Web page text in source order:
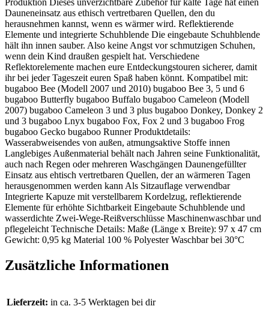
Dauneneinsatz aus ethisch vertretbaren Quellen, den du
herausnehmen kannst, wenn es wärmer wird. Reflektierende
Elemente und integrierte Schuhblende Die eingebaute Schuhblende
hält ihn innen sauber. Also keine Angst vor schmutzigen Schuhen,
wenn dein Kind draußen gespielt hat. Verschiedene
Reflektorelemente machen eure Entdeckungstouren sicherer, damit
ihr bei jeder Tageszeit euren Spaß haben könnt. Kompatibel mit:
bugaboo Bee (Modell 2007 und 2010) bugaboo Bee 3, 5 und 6
bugaboo Butterfly bugaboo Buffalo bugaboo Cameleon (Modell
2007) bugaboo Cameleon 3 und 3 plus bugaboo Donkey, Donkey 2
und 3 bugaboo Lnyx bugaboo Fox, Fox 2 und 3 bugaboo Frog
bugaboo Gecko bugaboo Runner Produktdetails:
Wasserabweisendes von außen, atmungsaktive Stoffe innen
Langlebiges Außenmaterial behält nach Jahren seine Funktionalität,
auch nach Regen oder mehreren Waschgängen Daunengefüllter
Einsatz aus ehtisch vertretbaren Quellen, der an wärmeren Tagen
herausgenommen werden kann Als Sitzauflage verwendbar
Integrierte Kapuze mit verstellbarem Kordelzug, reflektierende
Elemente für erhöhte Sichtbarkeit Eingebaute Schuhblende und
wasserdichte Zwei-Wege-Reißverschlüsse Maschinenwaschbar und
pflegeleicht Technische Details: Maße (Länge x Breite): 97 x 47 cm
Gewicht: 0,95 kg Material 100 % Polyester Waschbar bei 30°C
Zusätzliche Informationen
Lieferzeit: in ca. 3-5 Werktagen bei dir